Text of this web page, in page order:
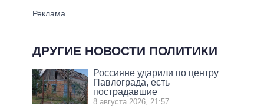
ДРУГИЕ НОВОСТИ ПОЛИТИКИ
Россияне ударили по центру
Павлограда, есть
пострадавшие
8 августа 2026, 21:57